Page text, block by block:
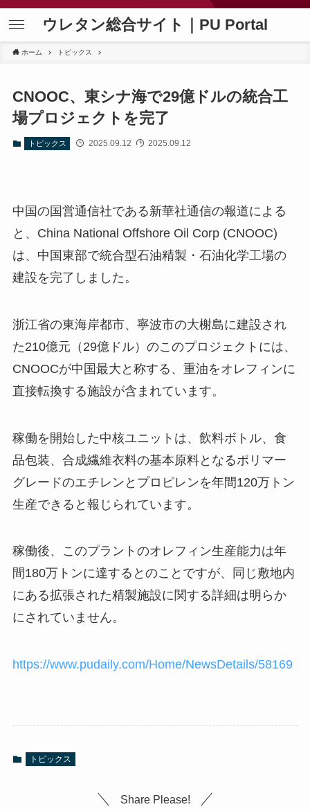
ウレタン総合サイト｜PU Portal
ホーム トピックス
CNOOC、東シナ海で29億ドルの統合工
場プロジェクトを完了
トピックス 2025.09.12 2025.09.12
中国の国営通信社である新華社通信の報道による
と、China National Offshore Oil Corp (CNOOC)
は、中国東部で統合型石油精製・石油化学工場の
建設を完了しました。
浙江省の東海岸都市、寧波市の大榭島に建設され
た210億元（29億ドル）のこのプロジェクトには、
CNOOCが中国最大と称する、重油をオレフィンに
直接転換する施設が含まれています。
稼働を開始した中核ユニットは、飲料ボトル、食
品包装、合成繊維衣料の基本原料となるポリマー
グレードのエチレンとプロピレンを年間120万トン
生産できると報じられています。
稼働後、このプラントのオレフィン生産能力は年
間180万トンに達するとのことですが、同じ敷地内
にある拡張された精製施設に関する詳細は明らか
にされていません。
https://www.pudaily.com/Home/NewsDetails/58169
トピックス
Share Please!